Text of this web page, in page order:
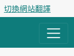
切換網站翻譯